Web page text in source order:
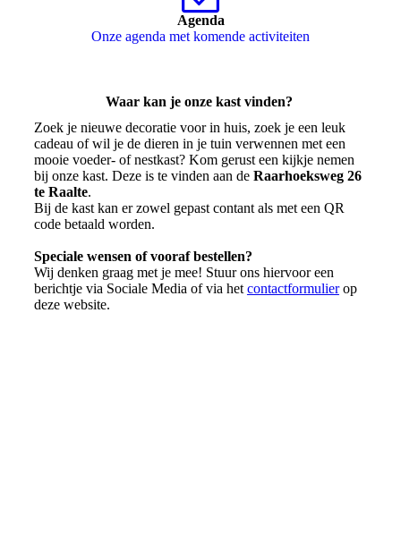
Agenda
Onze agenda met komende activiteiten
Waar kan je onze kast vinden?
Zoek je nieuwe decoratie voor in huis, zoek je een leuk
cadeau of wil je de dieren in je tuin verwennen met een
mooie voeder- of nestkast? Kom gerust een kijkje nemen
bij onze kast. Deze is te vinden aan de Raarhoeksweg 26
te Raalte.
Bij de kast kan er zowel gepast contant als met een QR
code betaald worden.
Speciale wensen of vooraf bestellen?
Wij denken graag met je mee! Stuur ons hiervoor een
berichtje via Sociale Media of via het contactformulierop
deze website.